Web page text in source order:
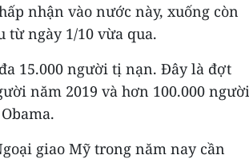
nhận vào nước này, xuống còn
từ ngày 1/10 vừa qua.
15.000 người tị nạn. Đây là đợt
năm 2019 và hơn 100.000 người
giao Mỹ trong năm nay cần